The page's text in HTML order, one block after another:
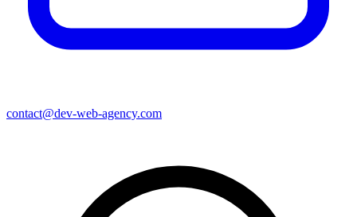
contact@dev-web-agency.com